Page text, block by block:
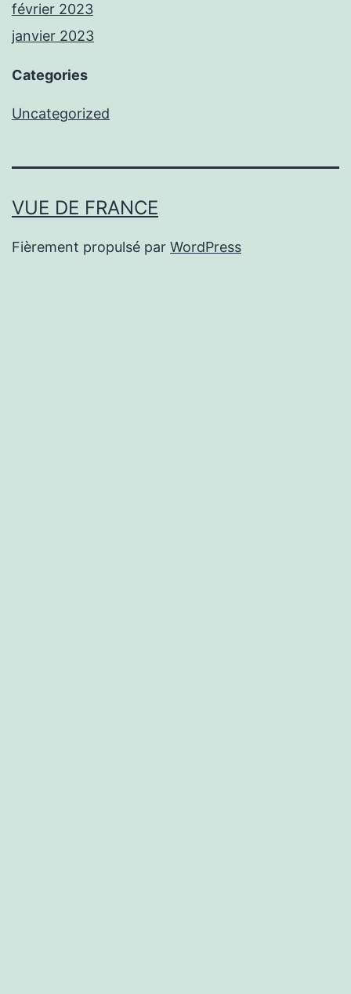
février 2023
janvier 2023
Categories
Uncategorized
VUE DE FRANCE
Fièrement propulsé par WordPress